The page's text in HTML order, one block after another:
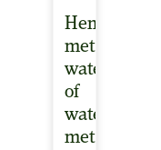
Hemelwieg
met
of
met